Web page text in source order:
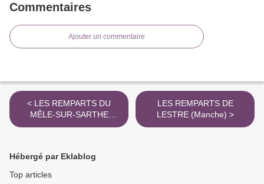
Commentaires
Ajouter un commentaire
< LES REMPARTS DU
MÊLE-SUR-SARTHE
(Orne)
LES REMPARTS DE
LESTRE (Manche) >
Hébergé par Eklablog
Top articles